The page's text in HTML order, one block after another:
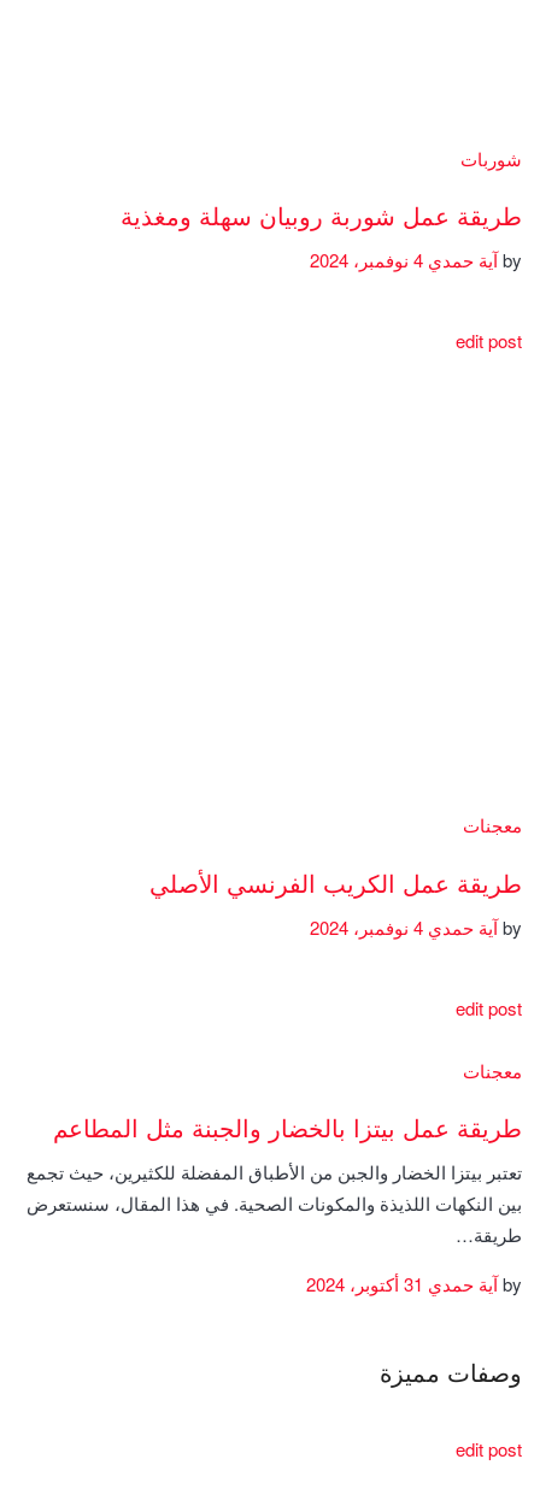
شوربات
طريقة عمل شوربة روبيان سهلة ومغذية
byآية حمدي
edit post
معجنات
طريقة عمل الكريب الفرنسي الأصلي
byآية حمدي
edit post
معجنات
طريقة عمل بيتزا بالخضار والجبنة مثل المطاعم
تعتبر بيتزا الخضار والجبن من الأطباق المفضلة للكثيرين، حيث تجمع
بين النكهات اللذيذة والمكونات الصحية. في هذا المقال، سنستعرض
طريقة…
byآية حمدي
وصفات مميزة
edit post